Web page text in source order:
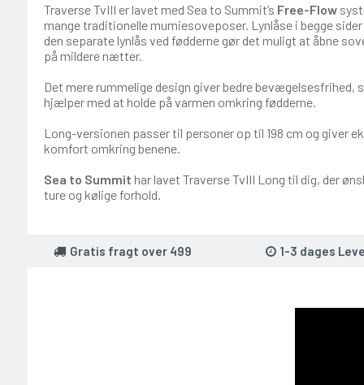
Traverse TvIII er lavet med Sea to Summit’s Free-Flow
mange traditionelle mumiesoveposer. Lynlåse i begge
den separate lynlås ved fødderne gør det muligt at åbne
på mildere nætter.
Det mere rummelige design giver bedre
hjælper med at holde på varmen omkring fødderne.
Long-versionen passer til personer op til 198 cm og giver
komfort omkring benene.
Sea to Summit har lavet Traverse TvIII Long til dig, der
ture og kølige forhold.
Gratis fragt over 499 1-3 dages